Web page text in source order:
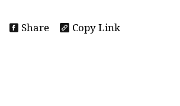
Share Copy Link